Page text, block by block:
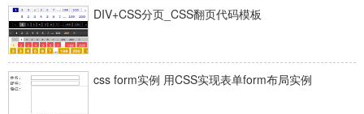
DIV+CSS分页_CSS翻页代码模板
css form实例 用CSS实现表单form布局实例